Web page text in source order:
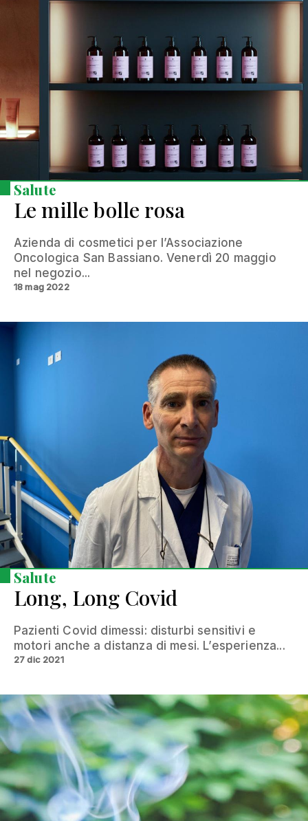
Salute
Le mille bolle rosa
Azienda di cosmetici per l’Associazione
Oncologica San Bassiano. Venerdì 20 maggio
nel negozio...
18 mag 2022
Salute
Long, Long Covid
Pazienti Covid dimessi: disturbi sensitivi e
motori anche a distanza di mesi. L’esperienza...
27 dic 2021